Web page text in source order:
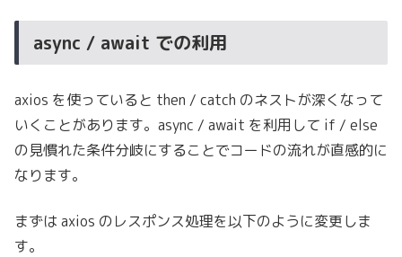
async / await での利用
axios を使っていると then / catch のネストが深くなって
いくことがあります。async / await を利用して if / else
の見慣れた条件分岐にすることでコードの流れが直感的に
なります。
まずは axios のレスポンス処理を以下のように変更しま
す。